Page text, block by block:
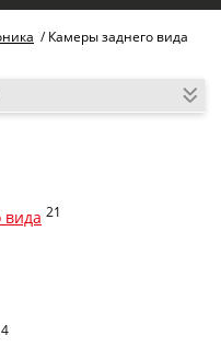
/Камеры заднего вида
21